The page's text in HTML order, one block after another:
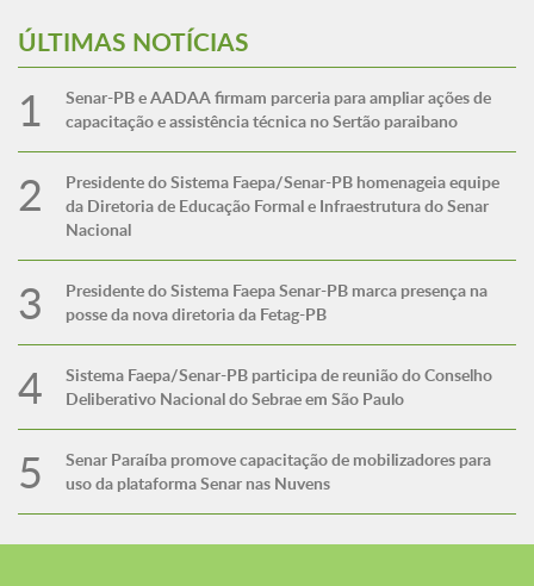
ÚLTIMAS NOTÍCIAS
Senar-PB e AADAA firmam parceria para ampliar ações de
capacitação e assistência técnica no Sertão paraibano
Presidente do Sistema Faepa/Senar-PB homenageia equipe
da Diretoria de Educação Formal e Infraestrutura do Senar
Nacional
Presidente do Sistema Faepa Senar-PB marca presença na
posse da nova diretoria da Fetag-PB
Sistema Faepa/Senar-PB participa de reunião do Conselho
Deliberativo Nacional do Sebrae em São Paulo
Senar Paraíba promove capacitação de mobilizadores para
uso da plataforma Senar nas Nuvens